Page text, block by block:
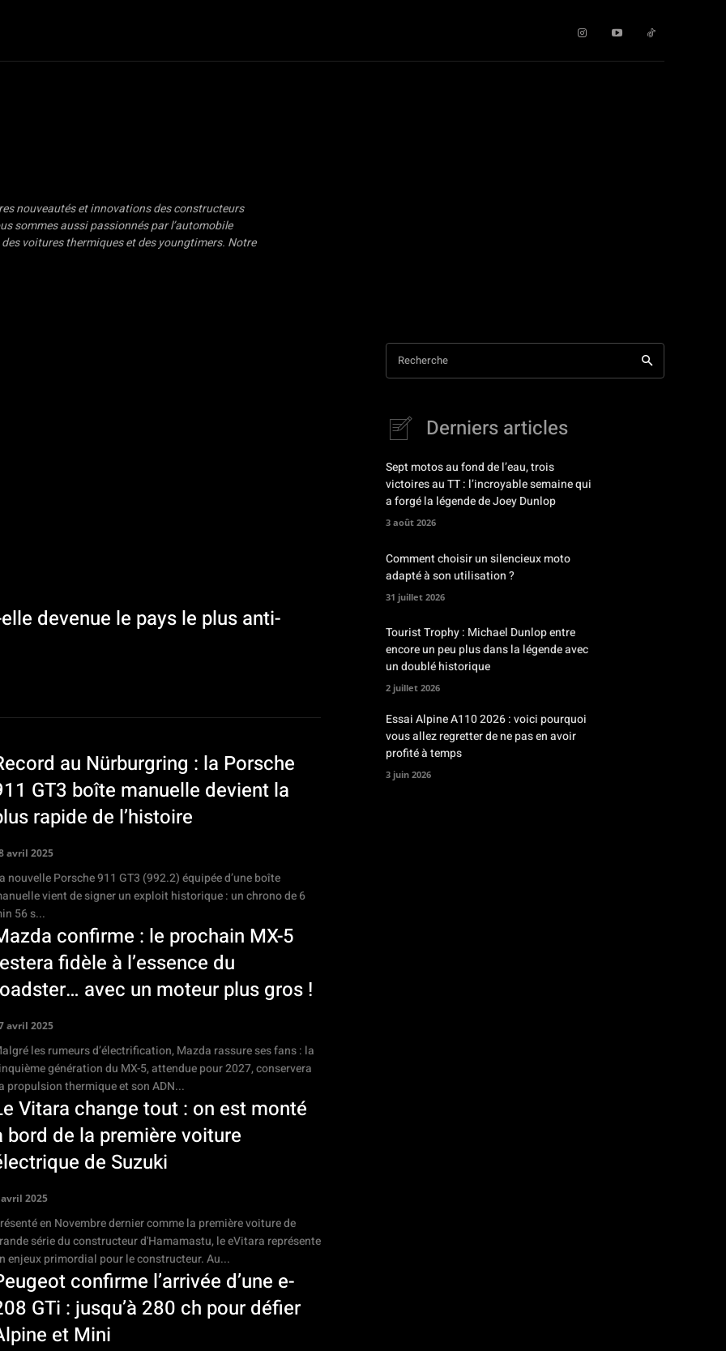
nouveautés et innovations des constructeurs
sommes aussi passionnés par l’automobile
des voitures thermiques et des youngtimers. Notre
devenue le pays le plus anti-
au Nürburgring : la Porsche
GT3 boîte manuelle devient la
rapide de l’histoire
avril 2025
nouvelle Porsche 911 GT3 (992.2) équipée d’une boîte
vient de signer un exploit historique : un chrono de 6
56 s...
confirme : le prochain MX-5
fidèle à l’essence du
avec un moteur plus gros !
avril 2025
les rumeurs d’électrification, Mazda rassure ses fans : la
génération du MX-5, attendue pour 2027, conservera
propulsion thermique et son ADN...
Vitara change tout : on est monté
bord de la première voiture
de Suzuki
2025
en Novembre dernier comme la première voiture de
série du constructeur d'Hamamastu, le eVitara représente
un enjeux primordial pour le constructeur. Au...
confirme l’arrivée d’une e-
GTi : jusqu’à 280 ch pour défier
et Mini
Recherche
Derniers articles
Sept motos au fond de l’eau, trois
victoires au TT : l’incroyable semaine qui
a forgé la légende de Joey Dunlop
3 août 2026
Comment choisir un silencieux moto
adapté à son utilisation ?
31 juillet 2026
Tourist Trophy : Michael Dunlop entre
encore un peu plus dans la légende avec
un doublé historique
2 juillet 2026
Essai Alpine A110 2026 : voici pourquoi
vous allez regretter de ne pas en avoir
profité à temps
3 juin 2026